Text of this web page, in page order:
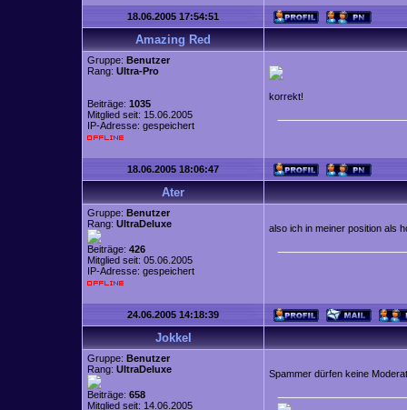
18.06.2005 17:54:51
Amazing Red
Gruppe: Benutzer
Rang: Ultra-Pro
Beiträge: 1035
Mitglied seit: 15.06.2005
IP-Adresse: gespeichert
korrekt!
18.06.2005 18:06:47
Ater
Gruppe: Benutzer
Rang: UltraDeluxe
Beiträge: 426
Mitglied seit: 05.06.2005
IP-Adresse: gespeichert
also ich in meiner position als
24.06.2005 14:18:39
Jokkel
Gruppe: Benutzer
Rang: UltraDeluxe
Beiträge: 658
Mitglied seit: 14.06.2005
Spammer dürfen keine